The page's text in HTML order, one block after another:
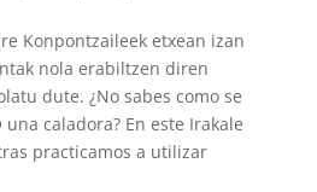
Konpontzaileek etxean izan
nola erabiltzen diren
dute. ¿No sabes como se
caladora? En este Irakale
practicamos a utilizar